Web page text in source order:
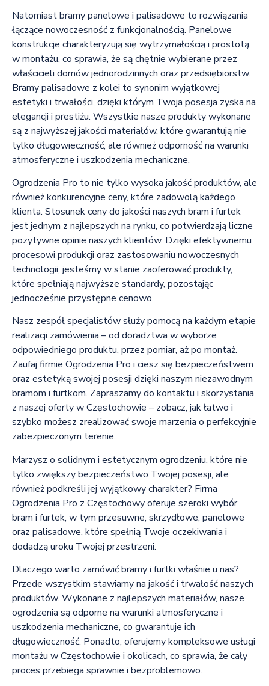
Natomiast bramy panelowe i palisadowe to rozwiązania
łączące nowoczesność z funkcjonalnością. Panelowe
konstrukcje charakteryzują się wytrzymałością i prostotą
w montażu, co sprawia, że są chętnie wybierane przez
właścicieli domów jednorodzinnych oraz przedsiębiorstw.
Bramy palisadowe z kolei to synonim wyjątkowej
estetyki i trwałości, dzięki którym Twoja posesja zyska na
elegancji i prestiżu. Wszystkie nasze produkty wykonane
są z najwyższej jakości materiałów, które gwarantują nie
tylko długowieczność, ale również odporność na warunki
atmosferyczne i uszkodzenia mechaniczne.
Ogrodzenia Pro to nie tylko wysoka jakość produktów, ale
również konkurencyjne ceny, które zadowolą każdego
klienta. Stosunek ceny do jakości naszych bram i furtek
jest jednym z najlepszych na rynku, co potwierdzają liczne
pozytywne opinie naszych klientów. Dzięki efektywnemu
procesowi produkcji oraz zastosowaniu nowoczesnych
technologii, jesteśmy w stanie zaoferować produkty,
które spełniają najwyższe standardy, pozostając
jednocześnie przystępne cenowo.
Nasz zespół specjalistów służy pomocą na każdym etapie
realizacji zamówienia – od doradztwa w wyborze
odpowiedniego produktu, przez pomiar, aż po montaż.
Zaufaj firmie Ogrodzenia Pro i ciesz się bezpieczeństwem
oraz estetyką swojej posesji dzięki naszym niezawodnym
bramom i furtkom. Zapraszamy do kontaktu i skorzystania
z naszej oferty w Częstochowie – zobacz, jak łatwo i
szybko możesz zrealizować swoje marzenia o perfekcyjnie
zabezpieczonym terenie.
Marzysz o solidnym i estetycznym ogrodzeniu, które nie
tylko zwiększy bezpieczeństwo Twojej posesji, ale
również podkreśli jej wyjątkowy charakter? Firma
Ogrodzenia Pro z Częstochowy oferuje szeroki wybór
bram i furtek, w tym przesuwne, skrzydłowe, panelowe
oraz palisadowe, które spełnią Twoje oczekiwania i
dodadzą uroku Twojej przestrzeni.
Dlaczego warto zamówić bramy i furtki właśnie u nas?
Przede wszystkim stawiamy na jakość i trwałość naszych
produktów. Wykonane z najlepszych materiałów, nasze
ogrodzenia są odporne na warunki atmosferyczne i
uszkodzenia mechaniczne, co gwarantuje ich
długowieczność. Ponadto, oferujemy kompleksowe usługi
montażu w Częstochowie i okolicach, co sprawia, że cały
proces przebiega sprawnie i bezproblemowo.